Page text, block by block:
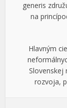
generis
na
Hlavným
Slovenskej
rozvoja,